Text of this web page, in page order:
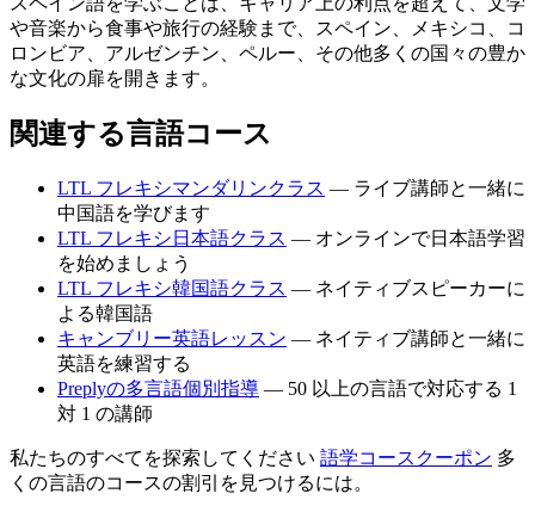
や音楽から食事や旅行の経験まで、スペイン、メキシコ、コ
ロンビア、アルゼンチン、ペルー、その他多くの国々の豊か
な文化の扉を開きます。
関連する言語コース
LTL フレキシマンダリンクラス — ライブ講師と一緒に
中国語を学びます
LTL フレキシ日本語クラス — オンラインで日本語学習
を始めましょう
LTL フレキシ韓国語クラス — ネイティブスピーカーに
よる韓国語
キャンブリー英語レッスン — ネイティブ講師と一緒に
英語を練習する
Preplyの多言語個別指導 — 50 以上の言語で対応する 1
対 1 の講師
私たちのすべてを探索してください 語学コースクーポン 多
くの言語のコースの割引を見つけるには。